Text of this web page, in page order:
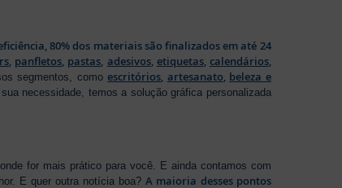
80% dos materiais são finalizados em até 24
, panfletos, pastas, adesivos, etiquetas, calendários,
segmentos, comoescritórios, artesanato, beleza e
necessidade, temos a solução gráfica personalizada
for mais prático para você. E ainda contamos com
E quer outra notícia boa?A maioria desses pontos